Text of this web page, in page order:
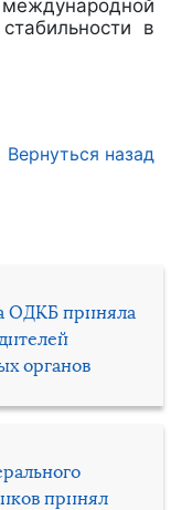
ОДКБ приняла
органов
принял
в
Вернуться назад